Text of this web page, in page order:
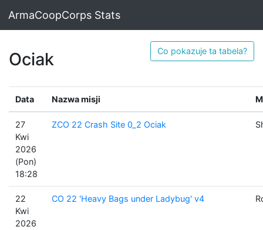
ArmaCoopCorps Stats
Ociak Co pokazuje ta tabela?
Data Nazwa misji
27
Kwi
2026
(Pon)
18:28
ZCO 22 Crash Site 0_2 Ociak
22
Kwi
2026
CO 22 'Heavy Bags under Ladybug' v4